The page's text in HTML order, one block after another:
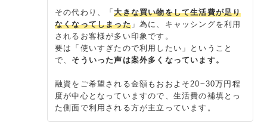
その代わり、「大きな買い物をして生活費が足り
なくなってしまった」為に、キャッシングを利用
されるお客様が多い印象です。
要は「使いすぎたので利用したい」ということ
で、 そういった声は案外多くなっています。
融資をご希望される金額もおおよそ20~30万円程
度が中心となっていますので、生活費の補填とっ
た側面で利用される方が主立っています。